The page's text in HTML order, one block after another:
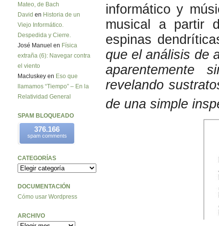
informático y
musical a partir
espinas
que el análisis de
aparentemente
revelando
de una simple
Mateo, de Bach
David en Historia de un
Viejo Informático.
Despedida y Cierre.
José Manuel en Física
extraña (6): Navegar contra
el viento
Macluskey en Eso que
llamamos “Tiempo” – En la
Relatividad General
SPAM BLOQUEADO
376.166
spam comments
CATEGORÍAS
DOCUMENTACIÓN
Cómo usar Wordpress
ARCHIVO